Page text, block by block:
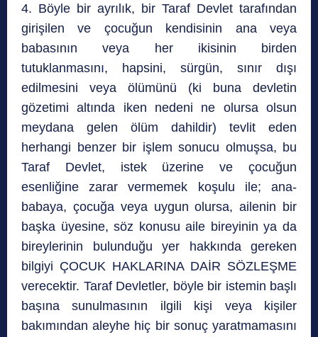
4. Böyle bir ayrılık, bir Taraf Devlet tarafından
girişilen ve çocuğun kendisinin ana veya
babasının veya her ikisinin birden
tutuklanmasını, hapsini, sürgün, sınır dışı
edilmesini veya ölümünü (ki buna devletin
gözetimi altında iken nedeni ne olursa olsun
meydana gelen ölüm dahildir) tevlit eden
herhangi benzer bir işlem sonucu olmuşsa, bu
Taraf Devlet, istek üzerine ve çocuğun
esenliğine zarar vermemek koşulu ile; ana-
babaya, çocuğa veya uygun olursa, ailenin bir
başka üyesine, söz konusu aile bireyinin ya da
bireylerinin bulunduğu yer hakkında gereken
bilgiyi ÇOCUK HAKLARINA DAİR SÖZLEŞME
verecektir. Taraf Devletler, böyle bir istemin başlı
başına sunulmasının ilgili kişi veya kişiler
bakımından aleyhe hiç bir sonuç yaratmamasını